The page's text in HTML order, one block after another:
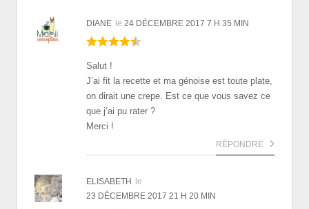
DIANE le 24 DÉCEMBRE 2017 7 H 35 MIN
Salut !
J’ai fit la recette et ma génoise est toute plate,
on dirait une crepe. Est ce que vous savez ce
que j’ai pu rater ?
Merci !
RÉPONDRE
ELISABETH
le
23 DÉCEMBRE 2017 21 H 20 MIN